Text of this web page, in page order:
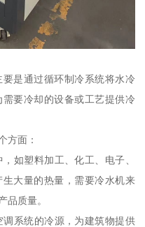
是通过循环制冷系统将水冷
要冷却的设备或工艺提供冷
方面：
如塑料加工、化工、电子、
大量的热量，需要冷水机来
品质量。
系统的冷源，为建筑物提供